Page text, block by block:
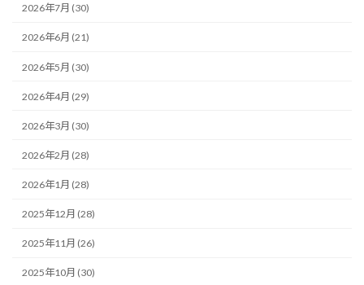
2026年7月 (30)
2026年6月 (21)
2026年5月 (30)
2026年4月 (29)
2026年3月 (30)
2026年2月 (28)
2026年1月 (28)
2025年12月 (28)
2025年11月 (26)
2025年10月 (30)